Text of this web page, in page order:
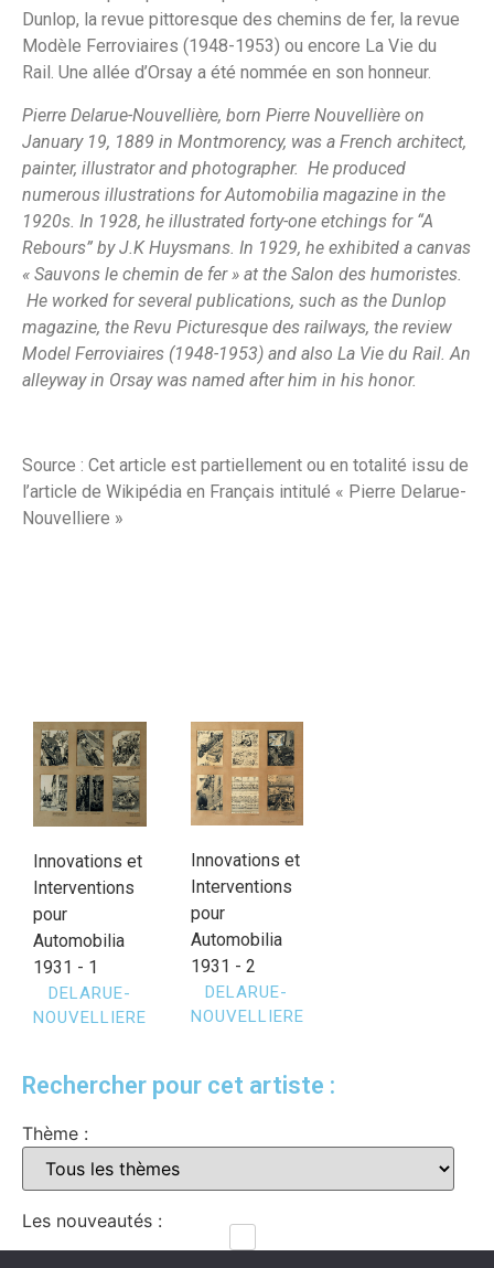
Dunlop, la revue pittoresque des chemins de fer, la revue
Modèle Ferroviaires (1948-1953) ou encore La Vie du
Rail. Une allée d’Orsay a été nommée en son honneur.
Pierre Delarue-Nouvellière, born Pierre Nouvellière on
January 19, 1889 in Montmorency, was a French architect,
painter, illustrator and photographer. He produced
numerous illustrations for Automobilia magazine in the
1920s. In 1928, he illustrated forty-one etchings for “A
Rebours” by J.K Huysmans. In 1929, he exhibited a canvas
« Sauvons le chemin de fer » at the Salon des humoristes.
He worked for several publications, such as the Dunlop
magazine, the Revu Picturesque des railways, the review
Model Ferroviaires (1948-1953) and also La Vie du Rail. An
alleyway in Orsay was named after him in his honor.
Source : Cet article est partiellement ou en totalité issu de
l’article de Wikipédia en Français intitulé « Pierre Delarue-
Nouvelliere »
Innovations et
Interventions
pour
Automobilia
1931 - 1
DELARUE-
NOUVELLIERE
Innovations et
Interventions
pour
Automobilia
1931 - 2
DELARUE-
NOUVELLIERE
Rechercher pour cet artiste :
Thème :
Les nouveautés :